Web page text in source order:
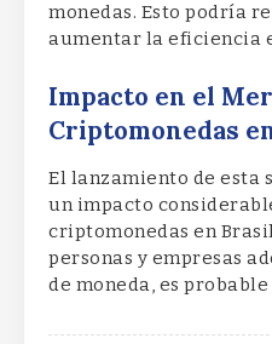
monedas. Esto podría
aumentar la eficiencia
Impacto en el
Criptomonedas
El lanzamiento de esta
un impacto
criptomonedas en
personas y empresas
de moneda, es